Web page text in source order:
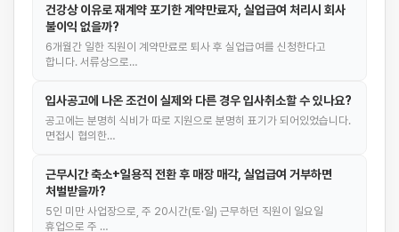
건강상 이유로 재계약 포기한 계약만료자, 실업급여 처리시 회사
불이익 없을까?
6개월간 일한 직원이 계약만료로 퇴사 후 실업급여를 신청한다고
합니다. 서류상으로…
입사공고에 나온 조건이 실제와 다른 경우 입사취소할 수 있나요?
공고에는 분명히 식비가 따로 지원으로 분명히 표기가 되어있었습니다.
면접시 협의한…
근무시간 축소+일용직 전환 후 매장 매각, 실업급여 거부하면
처벌받을까?
5인 미만 사업장으로, 주 20시간(토·일) 근무하던 직원이 일요일
휴업으로 주 …